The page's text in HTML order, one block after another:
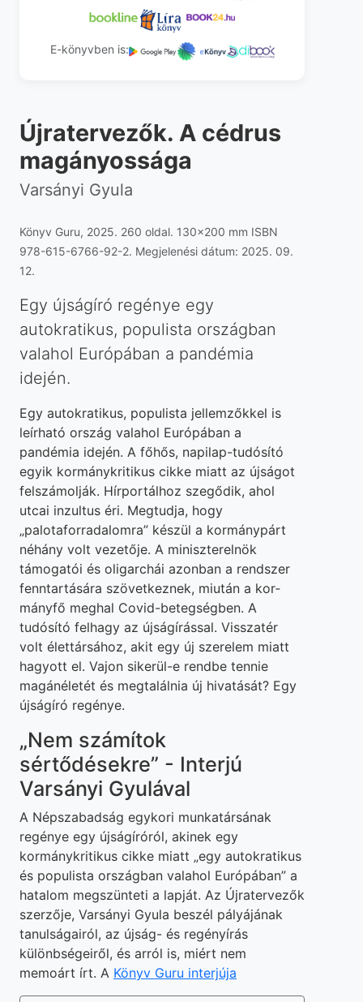
E-könyvben is:
Újratervezők. A cédrus
magányossága
Varsányi Gyula
Könyv Guru, 2025. 260 oldal. 130x200 mm ISBN
978-615-6766-92-2. Megjelenési dátum: 2025. 09.
12.
Egy újságíró regénye egy
autokratikus, populista országban
valahol Európában a pandémia
idején.
Egy autokratikus, populista jellemzőkkel is
leírható ország valahol Európában a
pandémia idején. A fő­hős, napilap-tudósító
egyik kormánykritikus cikke miatt az újságot
felszámolják. Hírportálhoz szegődik, ahol
utcai inzultus éri. Megtudja, hogy
„palotaforra­dalomra” készül a kormánypárt
néhány volt vezetője. A miniszterelnök
támogatói és oligarchái azonban a rendszer
fenntartására szövetkeznek, miután a kor­
mányfő meghal Covid-betegségben. A
tudósító fel­hagy az újságírással. Visszatér
volt élettársához, akit egy új szerelem miatt
hagyott el. Vajon sikerül-e rend­be tennie
magánéletét és megtalálnia új hivatását? Egy
újságíró regénye.
„Nem számítok
sértődésekre” - Interjú
Varsányi Gyulával
A Népszabadság egykori munkatársának
regénye egy újságíróról, akinek egy
kormánykritikus cikke miatt „egy autokratikus
és populista országban valahol Európában” a
hatalom megszünteti a lapját. Az Újratervezők
szerzője, Varsányi Gyula beszél pályájának
tanulságairól, az újság- és regényírás
különbségeiről, és arról is, miért nem
memoárt írt. A Könyv Guru interjúja